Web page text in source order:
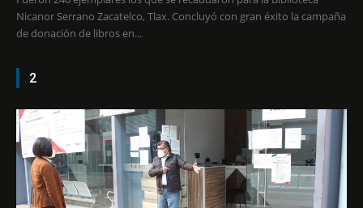
Nicanor Serrano Zacatelco, Tlax. Concluyó con gran éxito la campaña
de donación de libros en...
2